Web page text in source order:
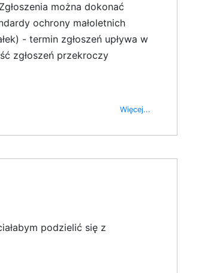
można dokonać
ochrony małoletnich
- termin zgłoszeń upływa w
zgłoszeń przekroczy
Więcej...
podzielić się z